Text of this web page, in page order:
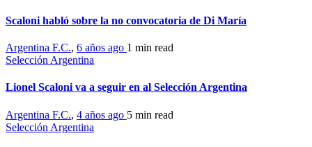
Scaloni habló sobre la no convocatoria de Di María
Argentina F.C., 6 años ago 1 min read
Selección Argentina
Lionel Scaloni va a seguir en al Selección Argentina
Argentina F.C., 4 años ago 5 min read
Selección Argentina